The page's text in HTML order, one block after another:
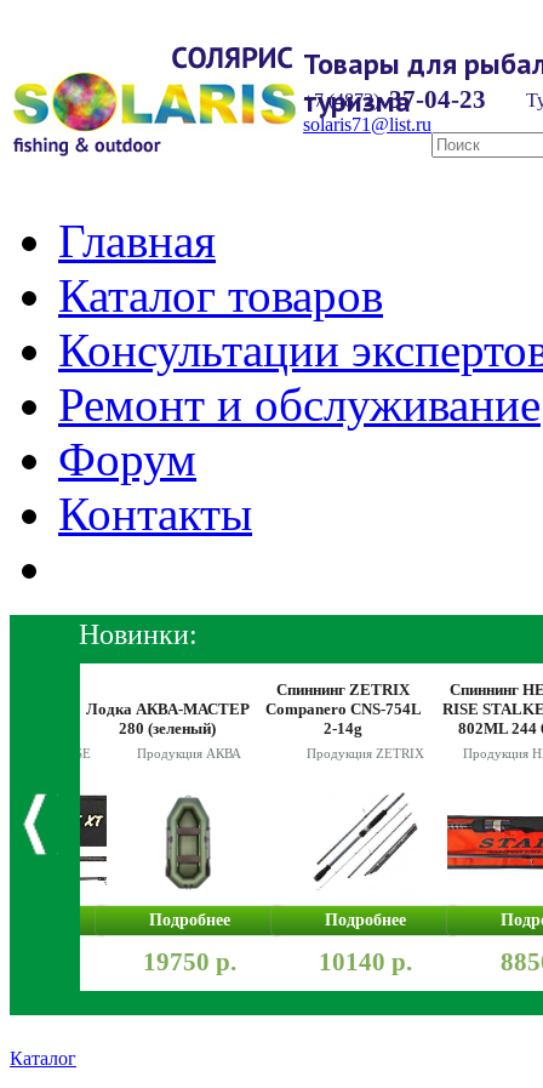
Товары для
туризма
+7 (4872) 37-04-23
solaris71@list.ru
Главная
Каталог товаров
Консультации
Ремонт и обслуживание
Форум
Контакты
Новинки:
HEARTY RISE
Лодка АКВА-МАСТЕР
280 (зеленый)
Продукция АКВА
Подробнее
19750 р.
Спиннинг ZETRIX
Companero CNS-754L
2-14g
Продукция ZETRIX
Подробнее
10140 р.
Спиннинг
RISE
802ML 244
Продукция
Каталог